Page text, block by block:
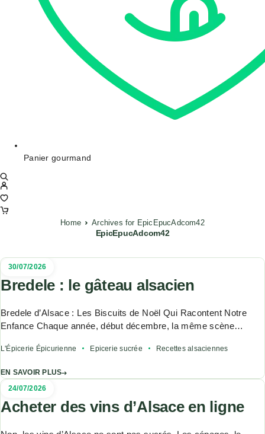
Panier gourmand
Home Archives for EpicEpucAdcom42
EpicEpucAdcom42
30/07/2026
Bredele : le gâteau alsacien
Bredele d’Alsace : Les Biscuits de Noël Qui Racontent Notre
Enfance Chaque année, début décembre, la même scène…
L'Épicerie Épicurienne Epicerie sucrée Recettes alsaciennes
EN SAVOIR PLUS
24/07/2026
Acheter des vins d’Alsace en ligne